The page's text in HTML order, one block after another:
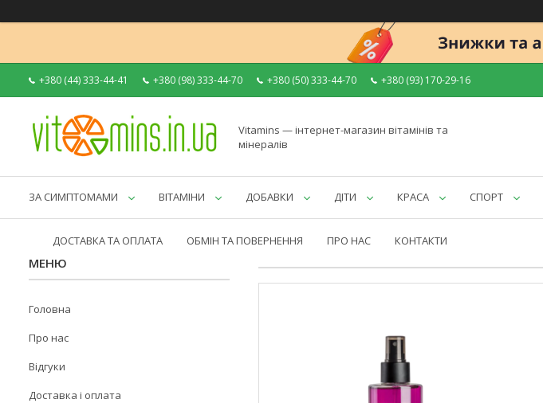
+380 (44) 333-44-41 +380 (98) 333-44-70 +380 (50) 333-44-70 +380 (93) 170-29-16
Vitamins — інтернет-магазин вітамінів та
мінералів
ЗА СИМПТОМАМИ ВІТАМІНИ ДОБАВКИ ДІТИ КРАСА СПОРТ
ДОСТАВКА ТА ОПЛАТА ОБМІН ТА ПОВЕРНЕННЯ ПРО НАС КОНТАКТИ
Головна
Про нас
Відгуки
Доставка і оплата